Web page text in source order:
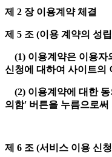
제 2 장 이용계약 체결
제 5 조 (이용 계약의 성
(1) 이용계약은 이용자
신청에 대하여 사이트의
(2) 이용계약에 대한
의함' 버튼을 누름으로
제 6 조 (서비스 이용 신